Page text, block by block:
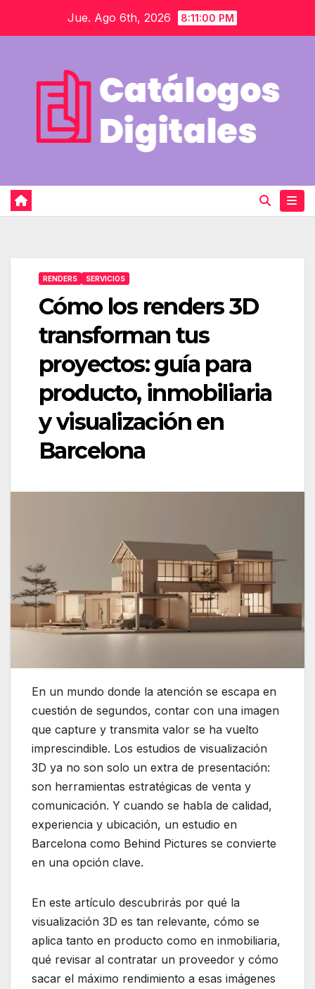
Jue. Ago 6th, 2026 8:11:01 PM
RENDERS SERVICIOS
Cómo los renders 3D
transforman tus
proyectos: guía para
producto, inmobiliaria
y visualización en
Barcelona
En un mundo donde la atención se escapa en
cuestión de segundos, contar con una imagen
que capture y transmita valor se ha vuelto
imprescindible. Los estudios de visualización
3D ya no son solo un extra de presentación:
son herramientas estratégicas de venta y
comunicación. Y cuando se habla de calidad,
experiencia y ubicación, un estudio en
Barcelona como Behind Pictures se convierte
en una opción clave.
En este artículo descubrirás por qué la
visualización 3D es tan relevante, cómo se
aplica tanto en producto como en inmobiliaria,
qué revisar al contratar un proveedor y cómo
sacar el máximo rendimiento a esas imágenes